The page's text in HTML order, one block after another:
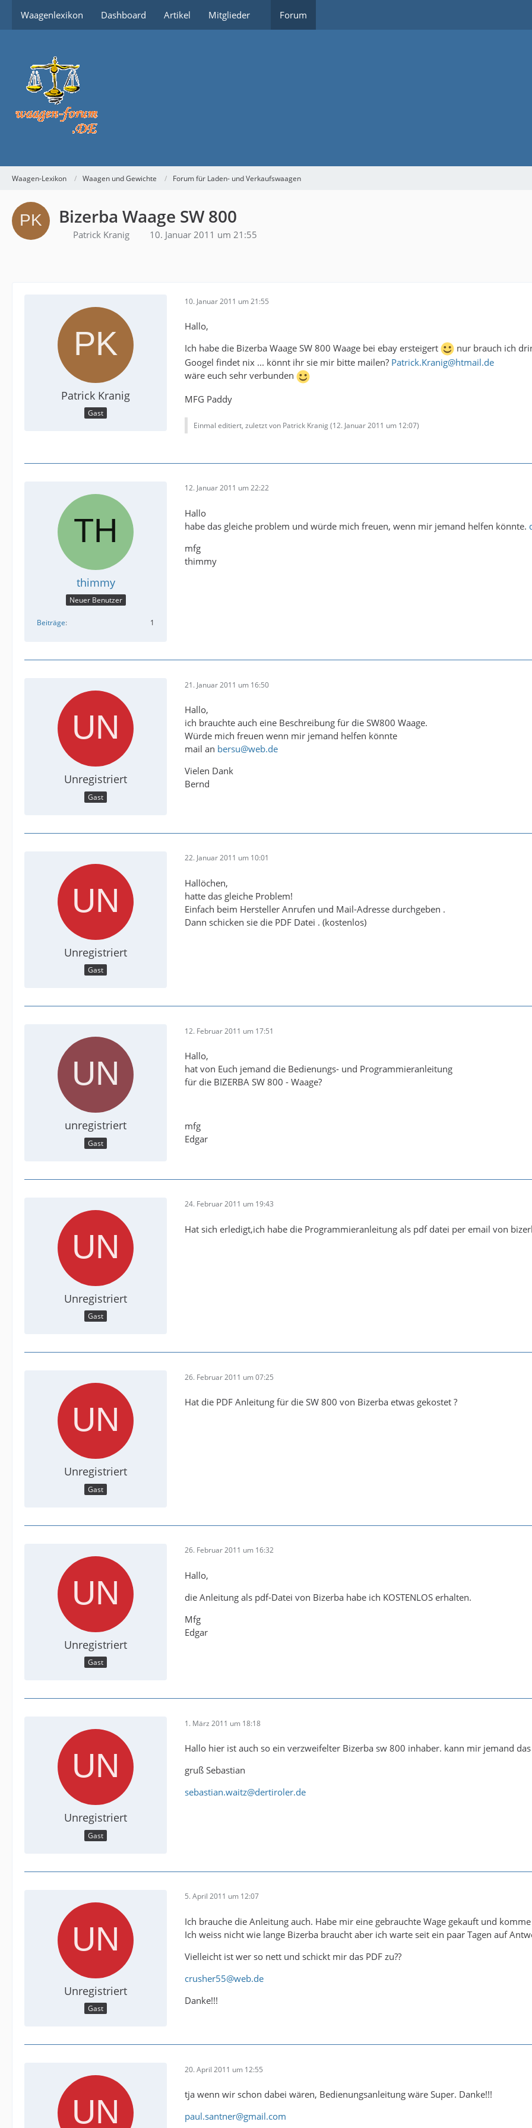
Waagenlexikon Dashboard Artikel Mitglieder Forum
Waagen-Lexikon Waagen und Gewichte Forum für Laden- und Verkaufswaagen
Bizerba Waage SW 800
Patrick Kranig 10. Januar 2011 um 21:55
Patrick Kranig
Gast
10. Januar 2011 um 21:55
Hallo,
Ich habe die Bizerba Waage SW 800 Waage bei ebay ersteigert
nur brauch ich
Googel findet nix ... könnt ihr sie mir bitte mailen? Patrick.Kranig@htmail.de
wäre euch sehr verbunden
MFG Paddy
Einmal editiert, zuletzt von Patrick Kranig (12. Januar 2011 um 12:07)
thimmy
Neuer Benutzer
Beiträge 1
12. Januar 2011 um 22:22
Hallo
habe das gleiche problem und würde mich freuen, wenn mir jemand helfen könnte.
mfg
thimmy
Unregistriert
Gast
21. Januar 2011 um 16:50
Hallo,
ich brauchte auch eine Beschreibung für die SW800 Waage.
Würde mich freuen wenn mir jemand helfen könnte
mail an bersu@web.de
Vielen Dank
Bernd
Unregistriert
Gast
22. Januar 2011 um 10:01
Hallöchen,
hatte das gleiche Problem!
Einfach beim Hersteller Anrufen und Mail-Adresse durchgeben .
Dann schicken sie die PDF Datei . (kostenlos)
unregistriert
Gast
12. Februar 2011 um 17:51
Hallo,
hat von Euch jemand die Bedienungs- und Programmieranleitung
für die BIZERBA SW 800 - Waage?
mfg
Edgar
Unregistriert
Gast
24. Februar 2011 um 19:43
Hat sich erledigt,ich habe die Programmieranleitung als pdf datei per email von
Unregistriert
Gast
26. Februar 2011 um 07:25
Hat die PDF Anleitung für die SW 800 von Bizerba etwas gekostet ?
Unregistriert
Gast
26. Februar 2011 um 16:32
Hallo,
die Anleitung als pdf-Datei von Bizerba habe ich KOSTENLOS erhalten.
Mfg
Edgar
Unregistriert
Gast
1. März 2011 um 18:18
Hallo hier ist auch so ein verzweifelter Bizerba sw 800 inhaber. kann mir jemand
gruß Sebastian
sebastian.waitz@dertiroler.de
Unregistriert
Gast
5. April 2011 um 12:07
Ich brauche die Anleitung auch. Habe mir eine gebrauchte Wage gekauft und
Ich weiss nicht wie lange Bizerba braucht aber ich warte seit ein paar Tagen auf
Vielleicht ist wer so nett und schickt mir das PDF zu??
crusher55@web.de
Danke!!!
20. April 2011 um 12:55
tja wenn wir schon dabei wären, Bedienungsanleitung wäre Super. Danke!!!
paul.santner@gmail.com